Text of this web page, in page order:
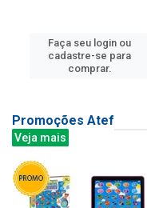
Faça seu login ou
cadastre-se para
comprar.
Promoções Atef
Veja mais